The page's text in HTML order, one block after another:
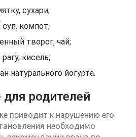
сухари;
компот;
творог, чай;
кисель;
натурального йогурта.
родителей
приводит к нарушению его
необходимо